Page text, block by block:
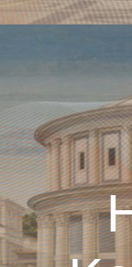
Skip